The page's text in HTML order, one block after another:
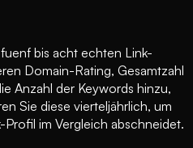
bis acht echten Link-
Domain-Rating, Gesamtzahl
Anzahl der Keywords hinzu,
Sie diese vierteljährlich, um
im Vergleich abschneidet.